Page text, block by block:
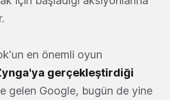
en önemli oyun
gerçekleştirdiği
gelen Google, bugün de yine